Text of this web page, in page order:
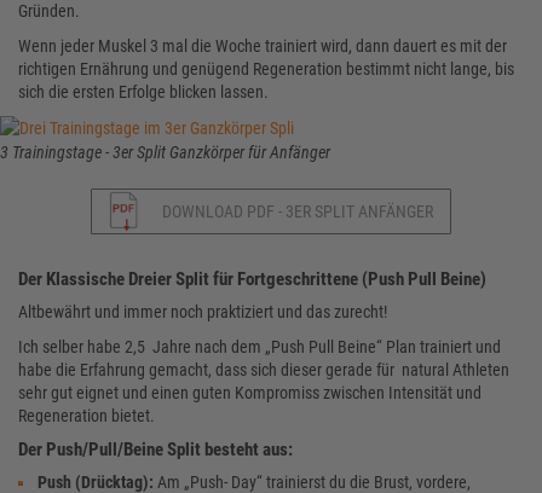
Gründen.
Wenn jeder Muskel 3 mal die Woche trainiert wird, dann dauert es mit der
richtigen Ernährung und genügend Regeneration bestimmt nicht lange, bis
sich die ersten Erfolge blicken lassen.
3 Trainingstage - 3er Split Ganzkörper für Anfänger
DOWNLOAD PDF - 3ER SPLIT ANFÄNGER
Der Klassische Dreier Split für Fortgeschrittene (Push Pull Beine)
Altbewährt und immer noch praktiziert und das zurecht!
Ich selber habe 2,5 Jahre nach dem „Push Pull Beine“ Plan trainiert und
habe die Erfahrung gemacht, dass sich dieser gerade für natural Athleten
sehr gut eignet und einen guten Kompromiss zwischen Intensität und
Regeneration bietet.
Der Push/Pull/Beine Split besteht aus:
Push (Drücktag): Am „Push- Day“ trainierst du die Brust, vordere,